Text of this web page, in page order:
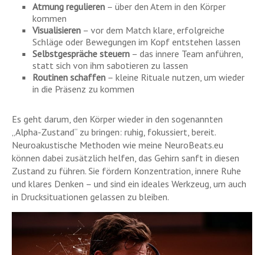
Atmung regulieren – über den Atem in den Körper
kommen
Visualisieren – vor dem Match klare, erfolgreiche
Schläge oder Bewegungen im Kopf entstehen lassen
Selbstgespräche steuern – das innere Team anführen,
statt sich von ihm sabotieren zu lassen
Routinen schaffen – kleine Rituale nutzen, um wieder
in die Präsenz zu kommen
Es geht darum, den Körper wieder in den sogenannten
„Alpha-Zustand“ zu bringen: ruhig, fokussiert, bereit.
Neuroakustische Methoden wie meine NeuroBeats.eu
können dabei zusätzlich helfen, das Gehirn sanft in diesen
Zustand zu führen. Sie fördern Konzentration, innere Ruhe
und klares Denken – und sind ein ideales Werkzeug, um auch
in Drucksituationen gelassen zu bleiben.